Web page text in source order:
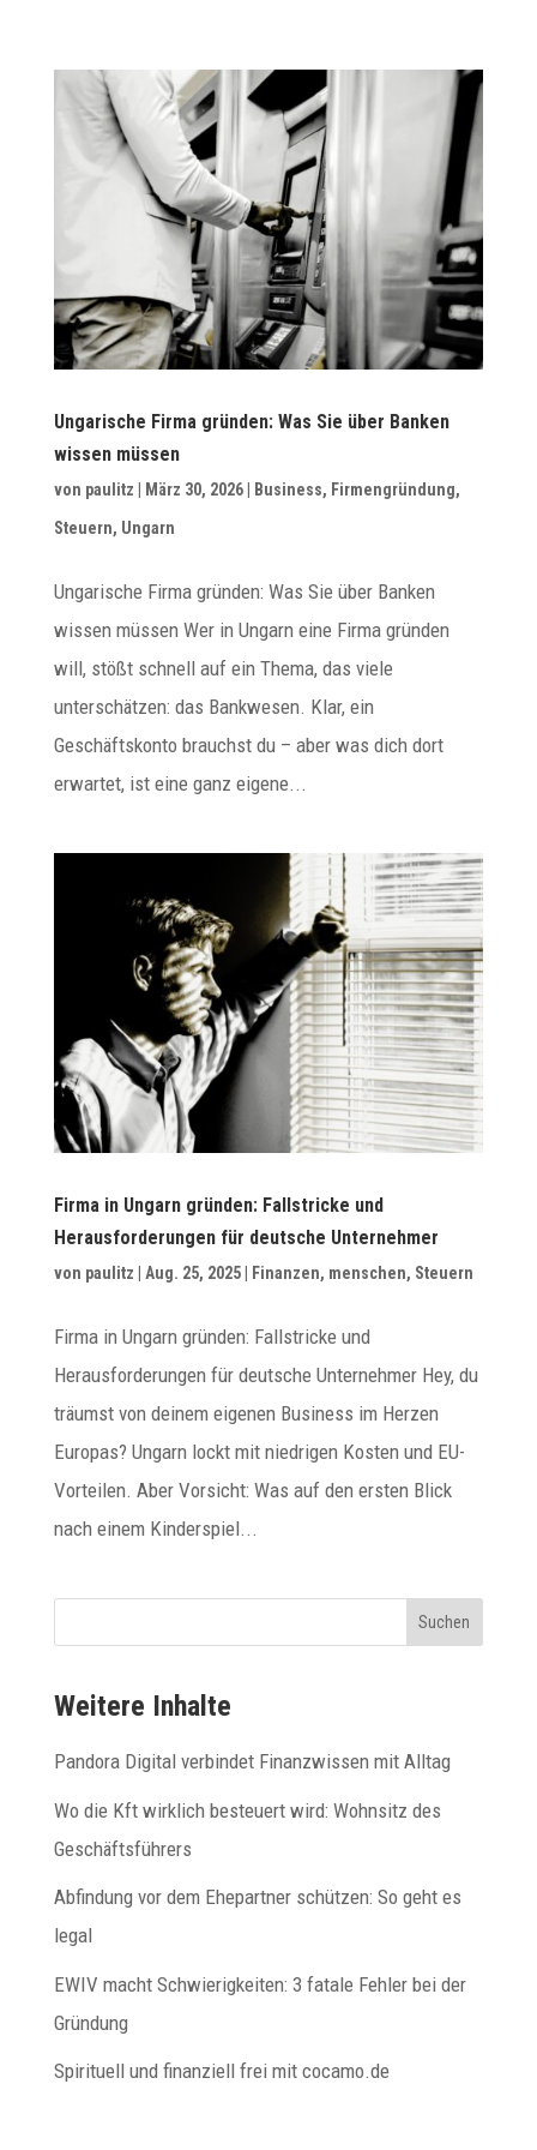
Ungarische Firma gründen: Was Sie über Banken
wissen müssen
von paulitz März 30, 2026| Business, Firmengründung,
Steuern, Ungarn
Ungarische Firma gründen: Was Sie über Banken
wissen müssen Wer in Ungarn eine Firma gründen
will, stößt schnell auf ein Thema, das viele
unterschätzen: das Bankwesen. Klar, ein
Geschäftskonto brauchst du – aber was dich dort
erwartet, ist eine ganz eigene...
Firma in Ungarn gründen: Fallstricke und
Herausforderungen für deutsche Unternehmer
von paulitz Aug. 25, 2025| Finanzen, menschen, Steuern
Firma in Ungarn gründen: Fallstricke und
Herausforderungen für deutsche Unternehmer Hey, du
träumst von deinem eigenen Business im Herzen
Europas? Ungarn lockt mit niedrigen Kosten und EU-
Vorteilen. Aber Vorsicht: Was auf den ersten Blick
nach einem Kinderspiel...
Suchen
Weitere Inhalte
Pandora Digital verbindet Finanzwissen mit Alltag
Wo die Kft wirklich besteuert wird: Wohnsitz des
Geschäftsführers
Abfindung vor dem Ehepartner schützen: So geht es
legal
EWIV macht Schwierigkeiten: 3 fatale Fehler bei der
Gründung
Spirituell und finanziell frei mit cocamo.de